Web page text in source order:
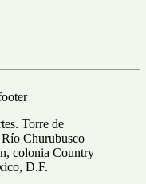
Torre de
Churubusco
colonia Country
D.F.